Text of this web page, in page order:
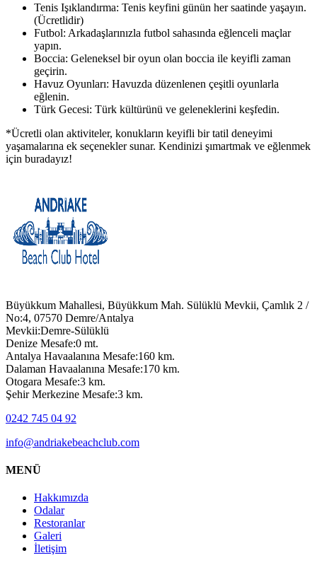
Tenis Işıklandırma: Tenis keyfini günün her saatinde yaşayın.
(Ücretlidir)
Futbol: Arkadaşlarınızla futbol sahasında eğlenceli maçlar
yapın.
Boccia: Geleneksel bir oyun olan boccia ile keyifli zaman
geçirin.
Havuz Oyunları: Havuzda düzenlenen çeşitli oyunlarla
eğlenin.
Türk Gecesi: Türk kültürünü ve geleneklerini keşfedin.
*Ücretli olan aktiviteler, konukların keyifli bir tatil deneyimi
yaşamalarına ek seçenekler sunar. Kendinizi şımartmak ve eğlenmek
için buradayız!
Büyükkum Mahallesi, Büyükkum Mah. Sülüklü Mevkii, Çamlık 2 /
No:4, 07570 Demre/Antalya
Mevkii:Demre-Sülüklü
Denize Mesafe:0 mt.
Antalya Havaalanına Mesafe:160 km.
Dalaman Havaalanına Mesafe:170 km.
Otogara Mesafe:3 km.
Şehir Merkezine Mesafe:3 km.
0242 745 04 92
info@andriakebeachclub.com
MENÜ
Hakkımızda
Odalar
Restoranlar
Galeri
İletişim